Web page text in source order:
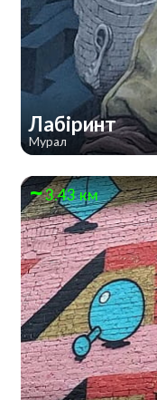
Лабіринт
Мурал
3.43 км